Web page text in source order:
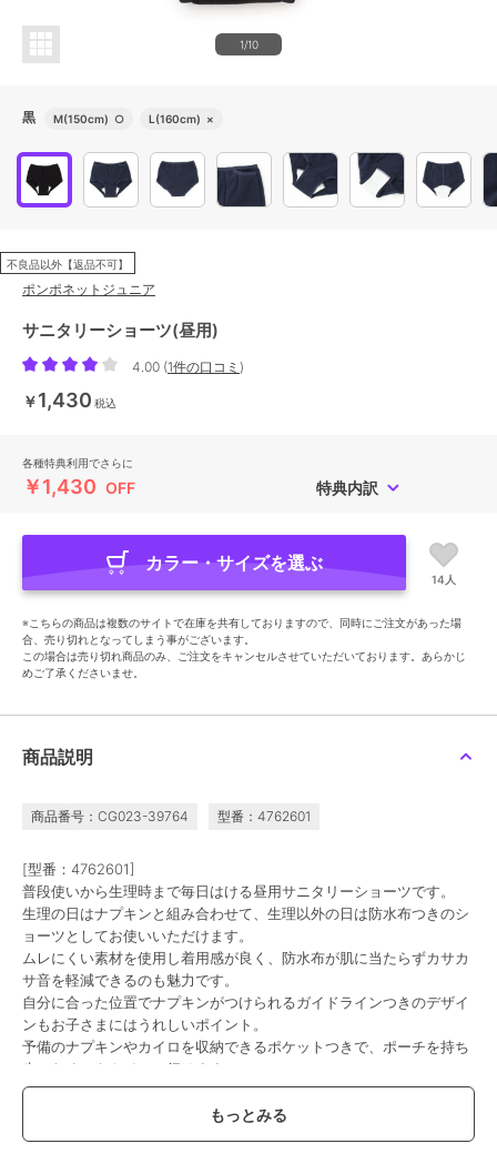
1/10
黒 M(150cm) ○ L(160cm) ×
不良品以外【返品不可】
ポンポネットジュニア
サニタリーショーツ(昼用)
4.00 (1件の口コミ )
￥1,430 税込
各種特典利用でさらに
￥1,430 OFF 特典内訳
カラー・サイズを選ぶ
14人
※こちらの商品は複数のサイトで在庫を共有しておりますので、同時にご注文があった場
合、売り切れとなってしまう事がございます。
この場合は売り切れ商品のみ、ご注文をキャンセルさせていただいております。あらかじ
めご了承くださいませ。
商品説明
商品番号：CG023-39764 型番：4762601
[型番：4762601]
普段使いから生理時まで毎日はける昼用サニタリーショーツです。
生理の日はナプキンと組み合わせて、生理以外の日は防水布つきのシ
ョーツとしてお使いいただけます。
ムレにくい素材を使用し着用感が良く、防水布が肌に当たらずカサカ
サ音を軽減できるのも魅力です。
自分に合った位置でナプキンがつけられるガイドラインつきのデザイ
ンもお子さまにはうれしいポイント。
予備のナプキンやカイロを収納できるポケットつきで、ポーチを持ち
歩かなくてもトイレに行けます。
夜用のサニタリーショーツとナプキンショーツタイプも合わせてご用